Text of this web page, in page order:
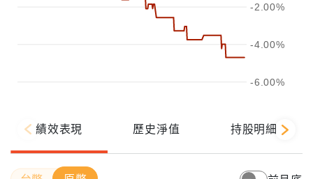
-6.00%
-4.00%
-2.00%
績效表現 歷史淨值 持股明細